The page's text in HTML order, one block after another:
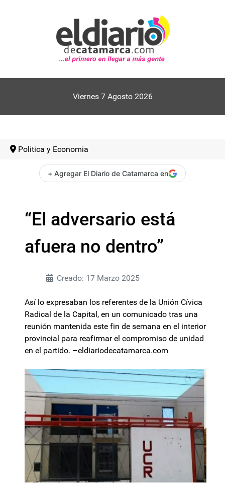
Viernes 7 Agosto 2026
Politica y Economia
+ Agregar El Diario de Catamarca en
“El adversario está
afuera no dentro”
Creado: 17 Marzo 2025
Así lo expresaban los referentes de la Unión Cívica
Radical de la Capital, en un comunicado tras una
reunión mantenida este fin de semana en el interior
provincial para reafirmar el compromiso de unidad
en el partido. –eldiariodecatamarca.com